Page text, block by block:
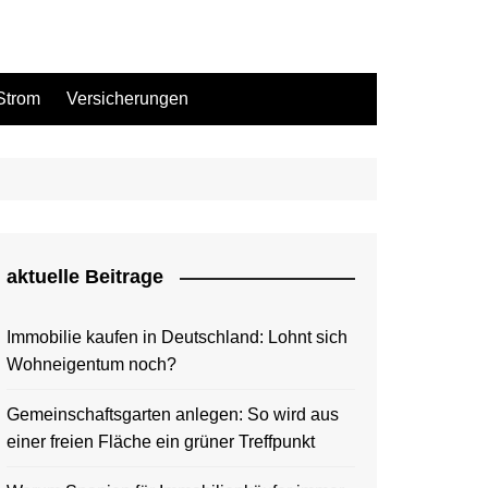
Versicherungen
aktuelle Beitrage
Immobilie kaufen in Deutschland: Lohnt sich
Wohneigentum noch?
Gemeinschaftsgarten anlegen: So wird aus
einer freien Fläche ein grüner Treffpunkt